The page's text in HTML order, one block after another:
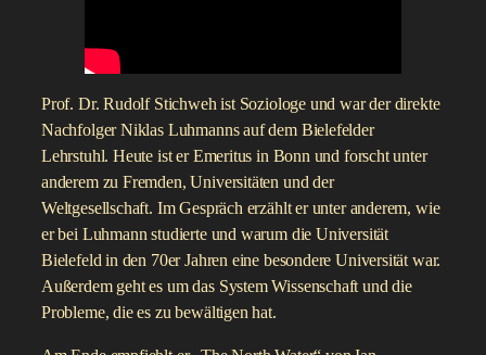
Prof. Dr. Rudolf Stichweh ist Soziologe und war der direkte
Nachfolger Niklas Luhmanns auf dem Bielefelder
Lehrstuhl. Heute ist er Emeritus in Bonn und forscht unter
anderem zu Fremden, Universitäten und der
Weltgesellschaft. Im Gespräch erzählt er unter anderem, wie
er bei Luhmann studierte und warum die Universität
Bielefeld in den 70er Jahren eine besondere Universität war.
Außerdem geht es um das System Wissenschaft und die
Probleme, die es zu bewältigen hat.